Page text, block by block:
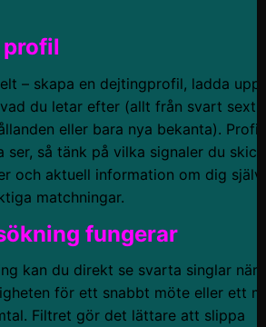
profil
– skapa en dejtingprofil, ladda
du letar efter (allt från svart
eller bara nya bekanta).
ser, så tänk på vilka signaler du
och aktuell information om dig
matchningar.
fungerar
kan du direkt se svarta singlar
för ett snabbt möte eller ett
Filtret gör det lättare att slippa